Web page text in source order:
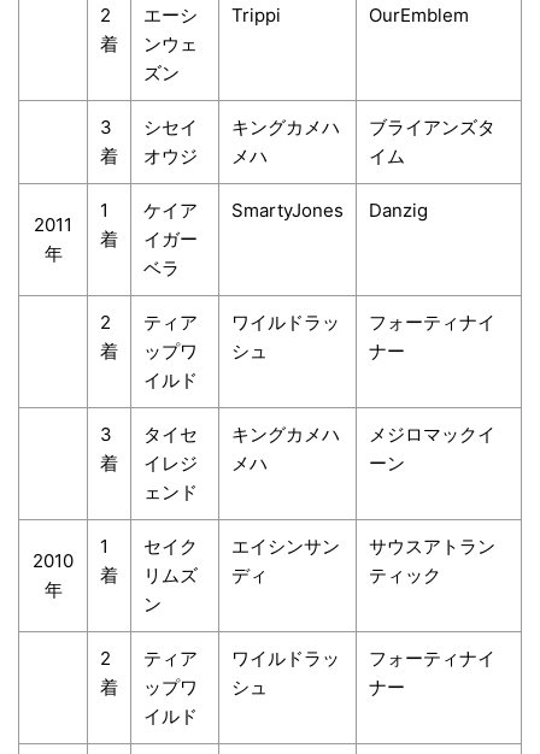
2
着
エーシ
ンウェ
ズン
Trippi OurEmblem
3
着
シセイ
オウジ
キングカメハ
メハ
ブライアンズタ
イム
2011
年
1
着
ケイア
イガー
ベラ
SmartyJones Danzig
2
着
ティア
ップワ
イルド
ワイルドラッ
シュ
フォーティナイ
ナー
3
着
タイセ
イレジ
ェンド
キングカメハ
メハ
メジロマックイ
ーン
2010
年
1
着
セイク
リムズ
ン
エイシンサン
ディ
サウスアトラン
ティック
2
着
ティア
ップワ
イルド
ワイルドラッ
シュ
フォーティナイ
ナー